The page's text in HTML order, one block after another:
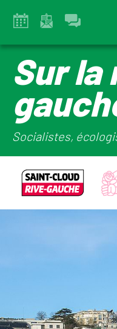
Sur la
Socialistes,